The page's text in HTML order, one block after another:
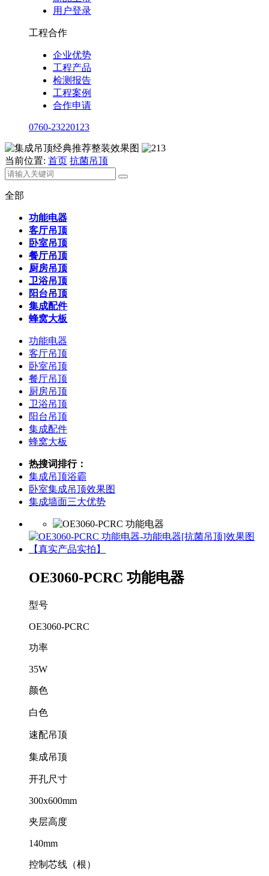
用户登录
工程合作
企业优势
工程产品
检测报告
工程案例
合作申请
0760-23220123
当前位置: 首页 抗菌吊顶
全部
功能电器
客厅吊顶
卧室吊顶
餐厅吊顶
厨房吊顶
卫浴吊顶
阳台吊顶
集成配件
蜂窝大板
功能电器
客厅吊顶
卧室吊顶
餐厅吊顶
厨房吊顶
卫浴吊顶
阳台吊顶
集成配件
蜂窝大板
热搜词排行：
集成吊顶浴霸
卧室集成吊顶效果图
集成墙面三大优势
OE3060-PCRC 功能电器
型号
OE3060-PCRC
功率
35W
颜色
白色
速配吊顶
集成吊顶
开孔尺寸
300x600mm
夹层高度
140mm
控制芯线（根）